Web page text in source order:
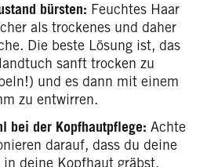
bürsten: Feuchtes Haar
als trockenes und daher
Die beste Lösung ist, das
sanft trocken zu
und es dann mit einem
zu entwirren.
bei der Kopfhautpflege: Achte
darauf, dass du deine
deine Kopfhaut gräbst,